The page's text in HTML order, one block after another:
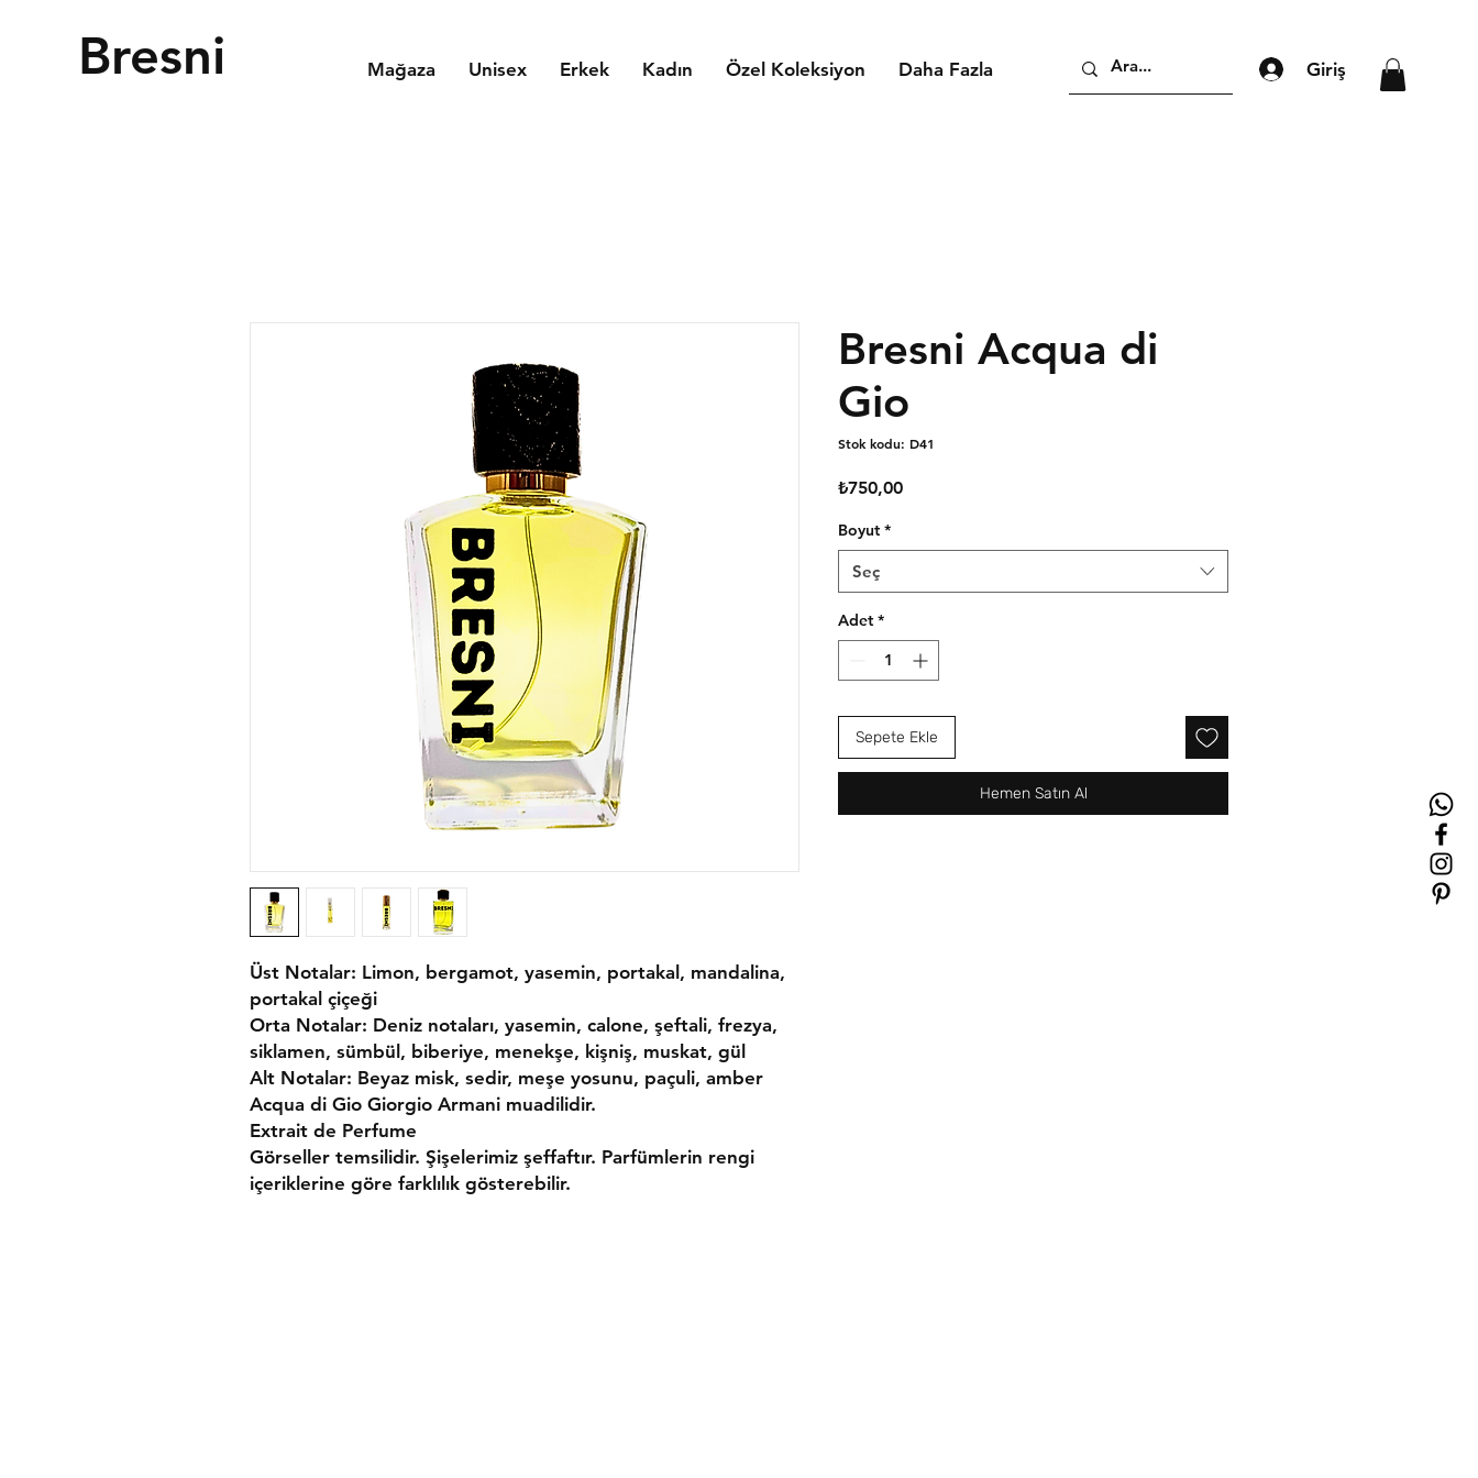
Bresni Mağaza Unisex Erkek Kadın Özel Koleksiyon Daha Fazla Giriş
Üst Notalar: Limon, bergamot, yasemin, portakal, mandalina,
portakal çiçeği
Orta Notalar: Deniz notaları, yasemin, calone, şeftali, frezya,
siklamen, sümbül, biberiye, menekşe, kişniş, muskat, gül
Alt Notalar: Beyaz misk, sedir, meşe yosunu, paçuli, amber
Acqua di Gio Giorgio Armani muadilidir.
Extrait de Perfume
Görseller temsilidir. Şişelerimiz şeffaftır. Parfümlerin rengi
içeriklerine göre farklılık gösterebilir.
Bresni Acqua di
Gio
Stok kodu: D41
₺750,00Fiyat
Boyut *
Seç
Adet *
Sepete Ekle
Hemen Satın Al